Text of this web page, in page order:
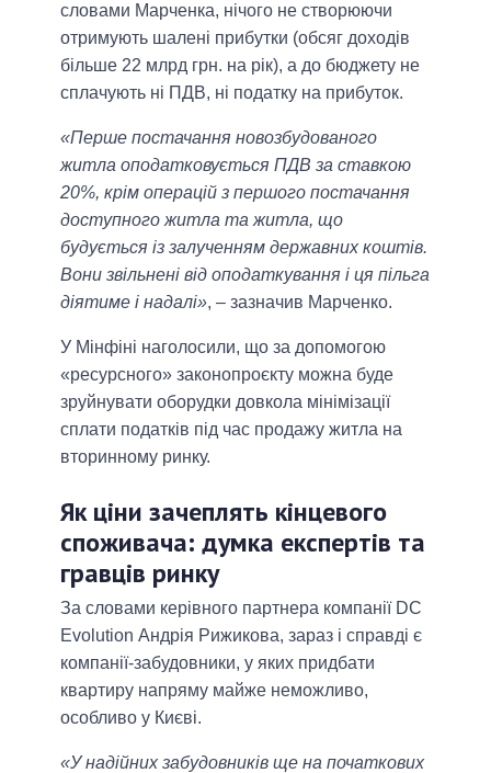
словами Марченка, нічого не створюючи
отримують шалені прибутки (обсяг доходів
більше 22 млрд грн. на рік), а до бюджету не
сплачують ні ПДВ, ні податку на прибуток.
«Перше постачання новозбудованого
житла оподатковується ПДВ за ставкою
20%, крім операцій з першого постачання
доступного житла та житла, що
будується із залученням державних коштів.
Вони звільнені від оподаткування і ця пільга
діятиме і надалі», – зазначив Марченко.
У Мінфіні наголосили, що за допомогою
«ресурсного» законопроєкту можна буде
зруйнувати оборудки довкола мінімізації
сплати податків під час продажу житла на
вторинному ринку.
Як ціни зачеплять кінцевого
споживача: думка експертів та
гравців ринку
За словами керівного партнера компанії DC
Evolution Андрія Рижикова, зараз і справді є
компанії-забудовники, у яких придбати
квартиру напряму майже неможливо,
особливо у Києві.
«У надійних забудовників ще на початкових